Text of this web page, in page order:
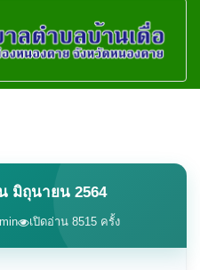
มิถุนายน 2564
เปิดอ่าน 8515 ครั้ง